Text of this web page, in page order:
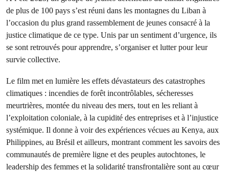
de plus de 100 pays s’est réuni dans les montagnes du Liban à
l’occasion du plus grand rassemblement de jeunes consacré à la
justice climatique de ce type. Unis par un sentiment d’urgence, ils
se sont retrouvés pour apprendre, s’organiser et lutter pour leur
survie collective.
Le film met en lumière les effets dévastateurs des catastrophes
climatiques : incendies de forêt incontrôlables, sécheresses
meurtrières, montée du niveau des mers, tout en les reliant à
l’exploitation coloniale, à la cupidité des entreprises et à l’injustice
systémique. Il donne à voir des expériences vécues au Kenya, aux
Philippines, au Brésil et ailleurs, montrant comment les savoirs des
communautés de première ligne et des peuples autochtones, le
leadership des femmes et la solidarité transfrontalière sont au cœur